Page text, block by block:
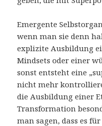
Emergente
wenn man sie denn
explizite Ausbildung
Mindsets oder einer
sonst entsteht eine
nicht mehr
die Ausbildung einer
Transformation
man sagen, dass es